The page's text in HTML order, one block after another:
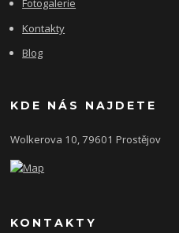
Fotogalerie
Kontakty
Blog
KDE NÁS NAJDETE
Wolkerova 10, 79601 Prostějov
KONTAKTY